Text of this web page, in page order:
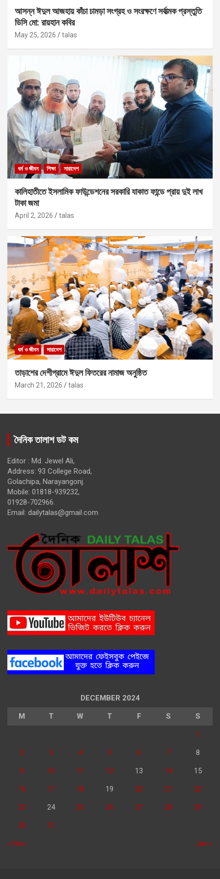
আসন্ন ঈদুল আজহায় কাঁচা চামড়া সংগ্রহ ও সংরক্ষণে সর্বাত্মক প্রস্তুতি
ডিসি মো: রায়হান কবির
May 25, 2026 talas
ধর্ম ও জীবন শিক্ষা সারাদেশ
কালিহাতীতে ইসলামিক ফাউন্ডেশনের সরকারি যাকাত ফান্ডে প্রায় দুই লাখ
টাকা জমা
April 2, 2026 talas
ধর্ম ও জীবন সারাদেশ
তাড়াশের দেশীগ্রামে ঈদুল ফিতরের নামাজ অনুষ্ঠিত
March 21, 2026 talas
দৈনিক তালাশ ডট কম
Editor : Md. Jewel Ali,
Address: 93 College Road,
Golachipa, Narayangonj.
Mobile: 01818-939232,
01928-702966.
Email: dailytalas@gmail.com
DECEMBER 2024
M T W T F S S
1
2 3 4 5 6 7 8
9 10 11 12 13 14 15
16 17 18 19 20 21 22
23 24 25 26 27 28 29
30 31
« Nov Jan »